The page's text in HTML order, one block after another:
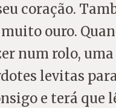
coração.
ouro.
num rolo,
levitas
e terá que